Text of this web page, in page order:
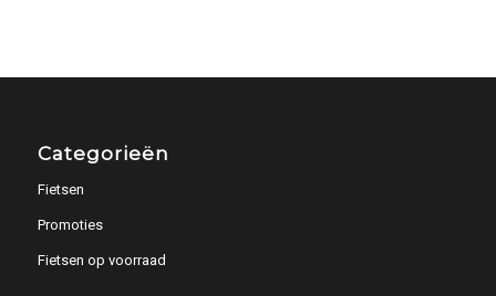
Categorieën
Fietsen
Promoties
Fietsen op voorraad